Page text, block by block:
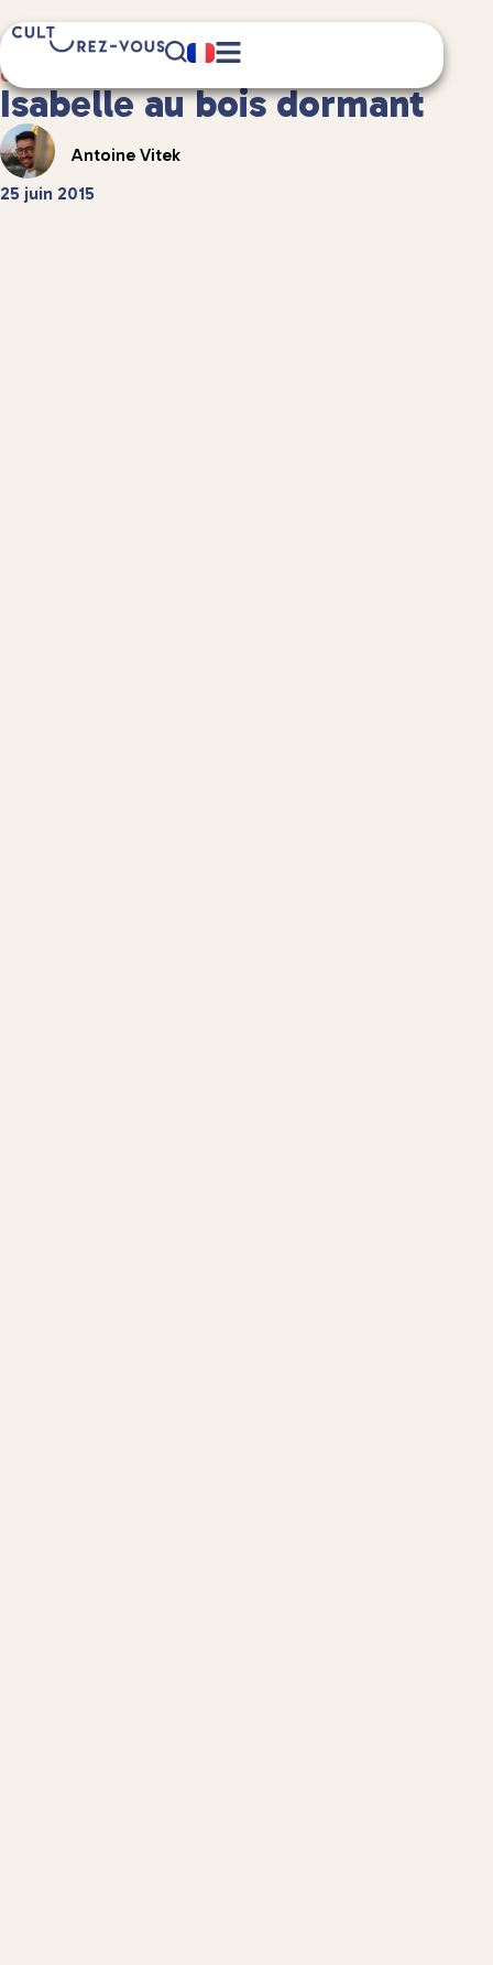
Culture
1 minute(s) de lecture
Isabelle au bois dormant
Antoine Vitek
25 juin 2015